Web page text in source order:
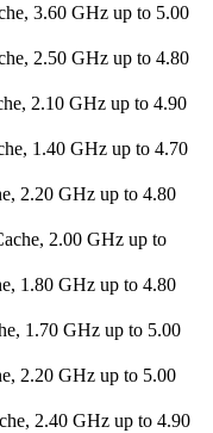
3.60 GHz up to 5.00
2.50 GHz up to 4.80
2.10 GHz up to 4.90
1.40 GHz up to 4.70
2.20 GHz up to 4.80
2.00 GHz up to
1.80 GHz up to 4.80
1.70 GHz up to 5.00
2.20 GHz up to 5.00
2.40 GHz up to 4.90